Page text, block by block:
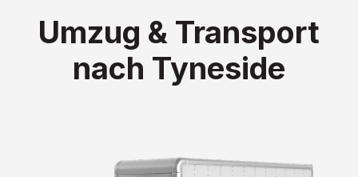
Umzug & Transport
nach Tyneside